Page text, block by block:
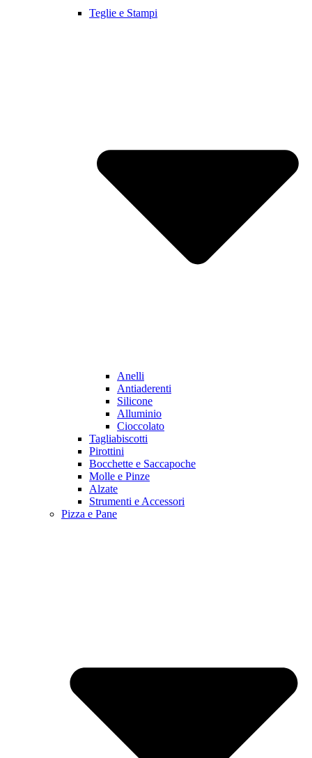
Teglie e Stampi
Anelli
Antiaderenti
Silicone
Alluminio
Cioccolato
Tagliabiscotti
Pirottini
Bocchette e Saccapoche
Molle e Pinze
Alzate
Strumenti e Accessori
Pizza e Pane